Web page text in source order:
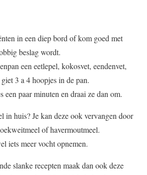
in een diep bord of kom goed met
beslag wordt.
een eetlepel, kokosvet, eendenvet,
3 a 4 hoopjes in de pan.
een paar minuten en draai ze dan om.
in huis? Je kan deze ook vervangen door
of havermoutmeel.
iets meer vocht opnemen.
slanke recepten maak dan ook deze